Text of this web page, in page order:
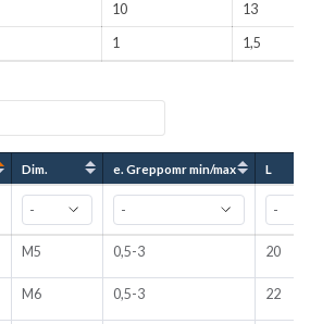
10 13
1 1,5
Dim. e. Greppomr min/max L
M5 0,5-3 20
M6 0,5-3 22